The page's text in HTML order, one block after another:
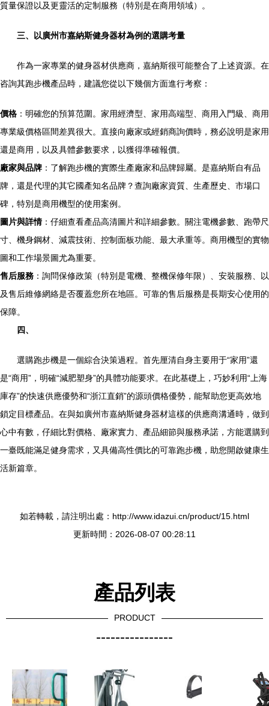
質量保證以及更靈活的定制服務（特別是在商用領域）。
三、以廣州市嘉納斯健身器材為例的選購考量
作為一家專業的健身器材供應商，嘉納斯很可能整合了上述資源。在
咨詢其跑步機產品時，建議您從以下幾個方面進行考察：
價格 ：明確您的預算范圍。家用經濟型、家用高端型、商用入門級、商用
專業級價格區間差異很大。直接向廠家或經銷商詢價時，務必說明是家用
還是商用，以及具體參數要求，以獲得準確報價。
廠家與品牌 ：了解跑步機的實際生產廠家和品牌歸屬。是嘉納斯自有品
牌，還是代理的其它國產知名品牌？查詢廠家資質、生產歷史、市場口
碑，特別是商用機型的使用案例。
圖片與詳情：仔細查看產品高清圖片和詳細參數。關注電機參數、跑帶尺
寸、機身鋼材、減震技術、控制面板功能、最大承重等。商用機型的實物
圖和工作場景圖尤為重要。
售后服務 ：詢問保修政策（特別是電機、整機保修年限）、安裝服務、以
及售后維修網絡是否覆蓋您所在地區。可靠的售后服務是長期安心使用的
保障。
四、
選購跑步機是一個綜合決策過程。首先厘清自身主要用于“家用”還
是“商用”，明確“減肥塑身”的具體功能要求。在此基礎上，巧妙利用“上海
庫存”的快速供應優勢和“浙江直銷”的源頭價格優勢，能幫助您更高效地
鎖定目標產品。在與如廣州市嘉納斯健身器材這樣的供應商溝通時，做到
心中有數，仔細比對價格、廠家實力、產品細節與服務承諾，方能選購到
一臺既能滿足健身需求，又具備高性價比的可靠跑步機，助您開啟健康生
活新篇章。
如若轉載，請注明出處：http://www.idazui.cn/product/15.html
更新時間：2026-08-07 00:28:11
產品列表
PRODUCT
----------------